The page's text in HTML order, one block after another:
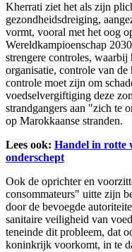
Kherrati ziet het als zijn
gezondheidsdreiging,
vormt, vooral met het oog
Wereldkampioenschap
strengere controles,
organisatie, controle van
controle moet zijn om
voedselvergiftiging deze
strandgangers aan "zich te
op Marokkaanse stranden.
Lees ook: Handel in rotte
onderschept
Ook de oprichter en
consommateurs" uitte zijn
door de bevoegde
sanitaire veiligheid van
teneinde dit probleem, dat
koninkrijk voorkomt, in te